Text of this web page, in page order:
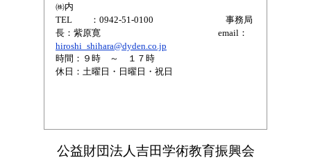
㈱内
TEL ：0942-51-0100 事務局
長：紫原寛
email：
hiroshi_shihara@dyden.co.jp
時間：９時 ～ １７時
休日：土曜日・日曜日・祝日
公益財団法人吉田学術教育振興会